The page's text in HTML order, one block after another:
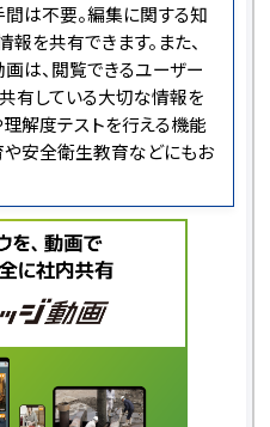
は不要。編集に関する知
を共有できます。また、
画は、閲覧できるユーザー
有している大切な情報を
理解度テストを行える機能
安全衛生教育などにもお